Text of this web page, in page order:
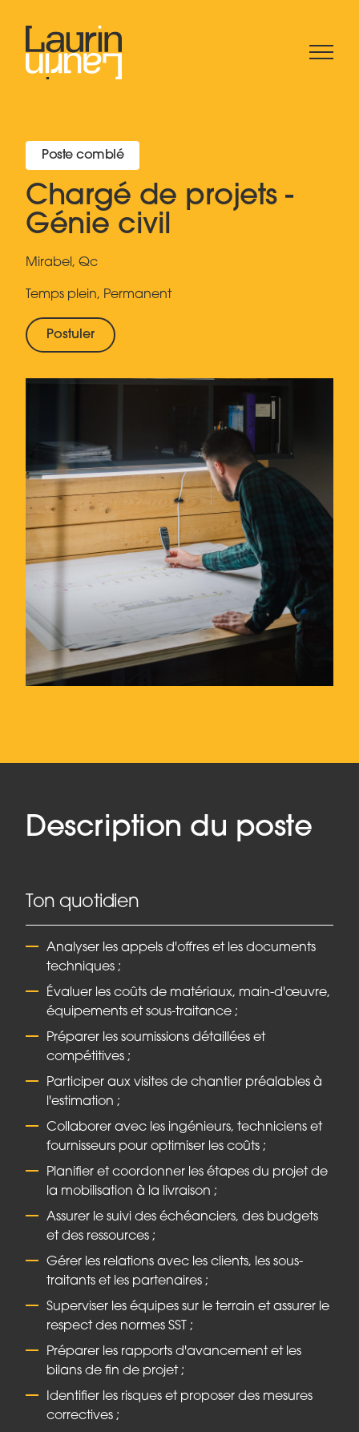
Poste comblé
Chargé de projets -
Génie civil
Mirabel, Qc
Temps plein, Permanent
Postuler
Description du poste
Ton quotidien
Analyser les appels d'offres et les documents
techniques ;
Évaluer les coûts de matériaux, main-d'œuvre,
équipements et sous-traitance ;
Préparer les soumissions détaillées et
compétitives ;
Participer aux visites de chantier préalables à
l'estimation ;
Collaborer avec les ingénieurs, techniciens et
fournisseurs pour optimiser les coûts ;
Planifier et coordonner les étapes du projet de
la mobilisation à la livraison ;
Assurer le suivi des échéanciers, des budgets
et des ressources ;
Gérer les relations avec les clients, les sous-
traitants et les partenaires ;
Superviser les équipes sur le terrain et assurer le
respect des normes SST ;
Préparer les rapports d'avancement et les
bilans de fin de projet ;
Identifier les risques et proposer des mesures
correctives ;